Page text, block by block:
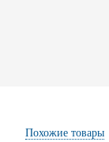
Похожие товары